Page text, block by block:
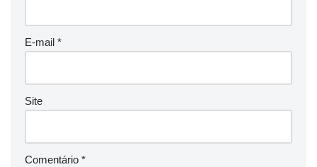
E-mail *
Site
Comentário *